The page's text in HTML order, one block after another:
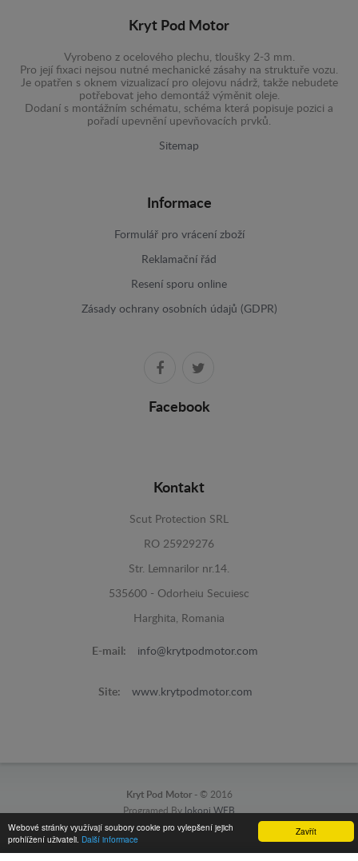
Zavřít
Webové stránky využívají soubory cookie pro vylepšení jejich
prohlížení uživateli. Další informace
Kryt Pod Motor
Vyrobeno z ocelového plechu, tloušky 2-3 mm.
Pro její fixaci nejsou nutné mechanické zásahy na struktuře vozu.
Je opatřen s oknem vizualizací pro olejovu nádrž, takže nebudete
potřebovat jeho demontáž výměnit oleje.
Dodaní s montážním schématu, schéma která popisuje pozici a
pořadí upevnění upevňovacích prvků.
Sitemap
Informace
Formulář pro vrácení zboží
Reklamační řád
Resení sporu online
Zásady ochrany osobních údajů (GDPR)
Facebook
Kontakt
Scut Protection SRL
RO 25929276
Str. Lemnarilor nr.14.
535600 - Odorheiu Secuiesc
Harghita, Romania
E-mail: info@krytpodmotor.com
Site: www.krytpodmotor.com
Kryt Pod Motor - © 2016
Programed By lokopi WEB